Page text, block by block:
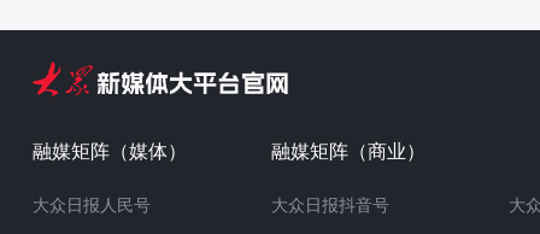
融媒矩阵（媒体）
大众日报人民号
融媒矩阵（商业）
大众日报抖音号
大